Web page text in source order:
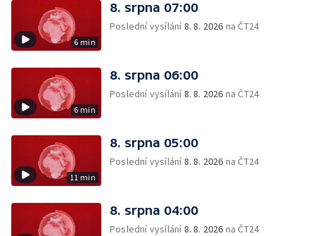
6 min
8. srpna 07:00
Poslední vysílání8. 8. 2026 na ČT24
6 min
8. srpna 06:00
Poslední vysílání8. 8. 2026 na ČT24
11 min
8. srpna 05:00
Poslední vysílání8. 8. 2026 na ČT24
8. srpna 04:00
Poslední vysílání8. 8. 2026 na ČT24